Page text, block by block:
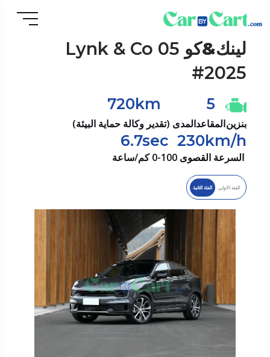
لينك&كو Lynk & Co 05
#2025
بنزين
5
المقاعد
720km
المدى (تقدير وكالة حماية البيئة)
230km/h
السرعة القصوى
6.7sec
0-100 كم/ساعة
الفئة الاولي الفئة الثانية